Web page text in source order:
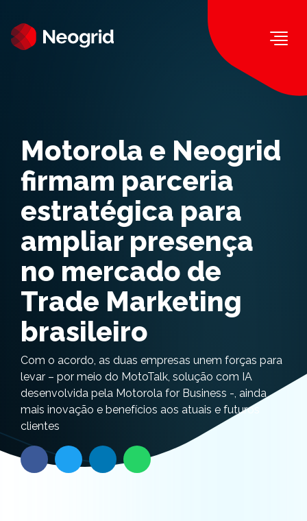
Motorola e Neogrid
firmam parceria
estratégica para
ampliar presença
no mercado de
Trade Marketing
brasileiro
Com o acordo, as duas empresas unem forças para
levar – por meio do MotoTalk, solução com IA
desenvolvida pela Motorola for Business -, ainda
mais inovação e benefícios aos atuais e futuros
clientes